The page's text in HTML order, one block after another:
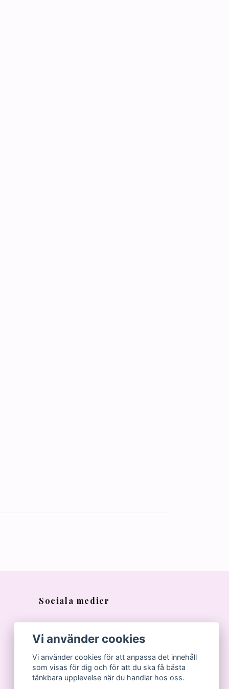
Sociala medier
Vi använder cookies
Vi använder cookies för att anpassa det innehåll
som visas för dig och för att du ska få bästa
tänkbara upplevelse när du handlar hos oss.